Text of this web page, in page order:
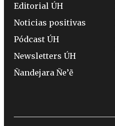
Editorial ÚH
Noticias positivas
Pódcast ÚH
Newsletters ÚH
Ñandejara Ñe’ẽ